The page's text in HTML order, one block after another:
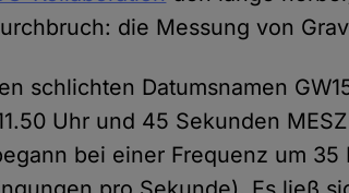
die Messung von
schlichten Datumsnamen
Uhr und 45 Sekunden
bei einer Frequenz um